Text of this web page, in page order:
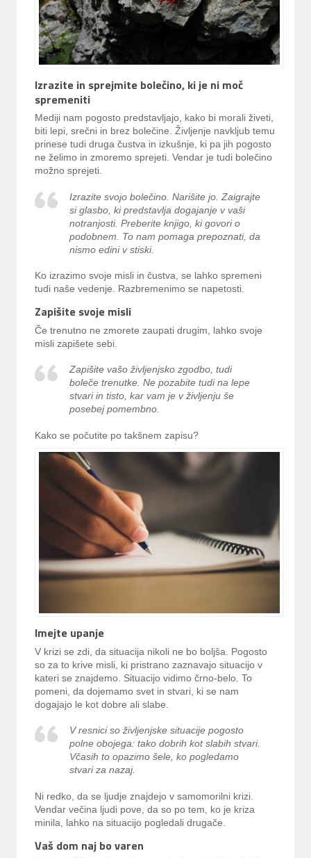
Izrazite in sprejmite bolečino, ki je ni moč
spremeniti
Mediji nam pogosto predstavljajo, kako bi morali živeti,
biti lepi, srečni in brez bolečine. Življenje navkljub temu
prinese tudi druga čustva in izkušnje, ki pa jih pogosto
ne želimo in zmoremo sprejeti. Vendar je tudi bolečino
možno sprejeti.
Izrazite svojo bolečino. Narišite jo. Zaigrajte
si glasbo, ki predstavlja dogajanje v vaši
notranjosti. Preberite knjigo, ki govori o
podobnem. To nam pomaga prepoznati, da
nismo edini v stiski.
Ko izrazimo svoje misli in čustva, se lahko spremeni
tudi naše vedenje. Razbremenimo se napetosti.
Zapišite svoje misli
Če trenutno ne zmorete zaupati drugim, lahko svoje
misli zapišete sebi.
Zapišite vašo življenjsko zgodbo, tudi
boleče trenutke. Ne pozabite tudi na lepe
stvari in tisto, kar vam je v življenju še
posebej pomembno.
Kako se počutite po takšnem zapisu?
Imejte upanje
V krizi se zdi, da situacija nikoli ne bo boljša. Pogosto
so za to krive misli, ki pristrano zaznavajo situacijo v
kateri se znajdemo. Situacijo vidimo črno-belo. To
pomeni, da dojemamo svet in stvari, ki se nam
dogajajo le kot dobre ali slabe.
V resnici so življenjske situacije pogosto
polne obojega: tako dobrih kot slabih stvari.
Včasih to opazimo šele, ko pogledamo
stvari za nazaj.
Ni redko, da se ljudje znajdejo v samomorilni krizi.
Vendar večina ljudi pove, da so po tem, ko je kriza
minila, lahko na situacijo pogledali drugače.
Vaš dom naj bo varen